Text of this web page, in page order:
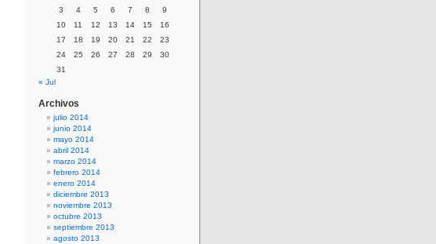
3
4 5 6 7 8
9
10
11 12 13 14 15
16
17
18 19 20 21 22
23
24
25 26 27 28 29
30
31
« Jul
Archivos
julio 2014
junio 2014
mayo 2014
abril 2014
marzo 2014
febrero 2014
enero 2014
diciembre 2013
noviembre 2013
octubre 2013
septiembre 2013
agosto 2013